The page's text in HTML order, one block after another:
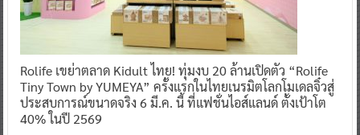
Rolife เขย่าตลาด Kidult ไทย! ทุ่มงบ 20 ล้านเปิดตัว “Rolife
Tiny Town by YUMEYA” ครั้งแรกในไทยเนรมิตโลกโมเดลจิ๋วสู่
ประสบการณ์ขนาดจริง 6 มี.ค. นี้ ที่แฟชั่นไอส์แลนด์ ตั้งเป้าโต
40% ในปี 2569